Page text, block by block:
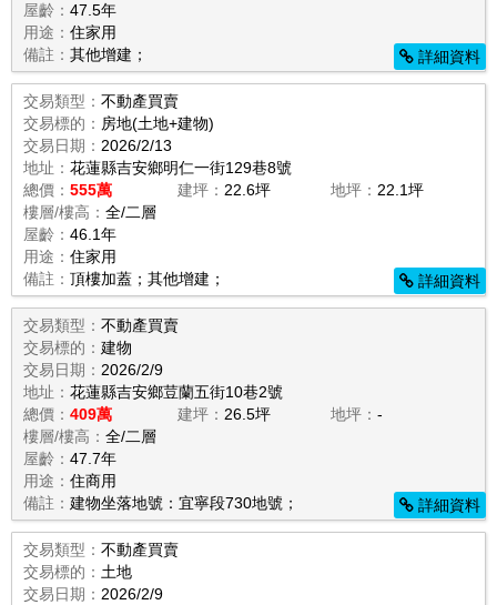
屋齡： 47.5年
用途： 住家用
備註： 其他增建； 詳細資料
交易類型： 不動產買賣
交易標的： 房地(土地+建物)
交易日期： 2026/2/13
地址： 花蓮縣吉安鄉明仁一街129巷8號
總價： 555萬 建坪： 22.6坪 地坪： 22.1坪
樓層/樓高： 全/二層
屋齡： 46.1年
用途： 住家用
備註： 頂樓加蓋；其他增建； 詳細資料
交易類型： 不動產買賣
交易標的： 建物
交易日期： 2026/2/9
地址： 花蓮縣吉安鄉荳蘭五街10巷2號
總價： 409萬 建坪： 26.5坪 地坪：-
樓層/樓高： 全/二層
屋齡： 47.7年
用途： 住商用
備註： 建物坐落地號：宜寧段730地號； 詳細資料
交易類型： 不動產買賣
交易標的： 土地
交易日期： 2026/2/9